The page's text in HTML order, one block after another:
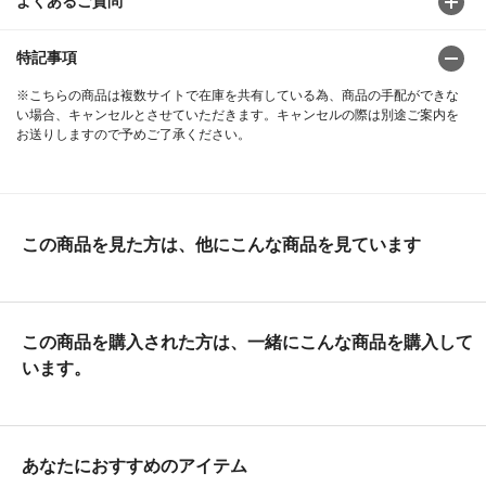
特記事項
※こちらの商品は複数サイトで在庫を共有している為、商品の手配ができな
い場合、キャンセルとさせていただきます。キャンセルの際は別途ご案内を
お送りしますので予めご了承ください。
この商品を見た方は、他にこんな商品を見ています
この商品を購入された方は、一緒にこんな商品を購入して
います。
あなたにおすすめのアイテム